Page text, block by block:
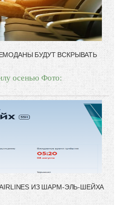
БУДУТ ВСКРЫВАТЬ
осенью Фото:
ИЗ ШАРМ-ЭЛЬ-ШЕЙХА